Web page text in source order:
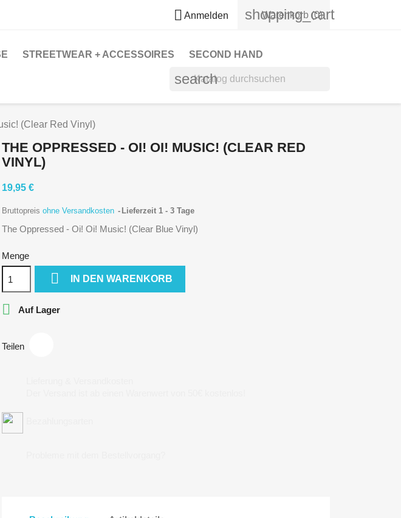
 Anmelden shopping_cart
Warenkorb (0)
STREETWEAR + ACCESSOIRES SECOND HAND
search
(Clear Red Vinyl)
THE OPPRESSED - OI! OI! MUSIC! (CLEAR RED
VINYL)
19,95 €
Bruttopreis ohne Versandkosten Lieferzeit 1 - 3 Tage
The Oppressed - Oi! Oi! Music! (Clear Blue Vinyl)
Menge
 IN DEN WARENKORB
 Auf Lager
Teilen